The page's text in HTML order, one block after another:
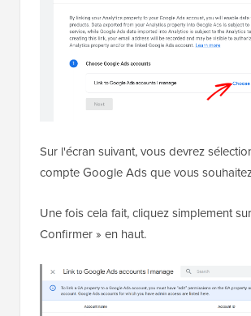
Sur l'écran suivant, vous devrez
compte Google Ads que vous
Une fois cela fait, cliquez simplement
Confirmer » en haut.